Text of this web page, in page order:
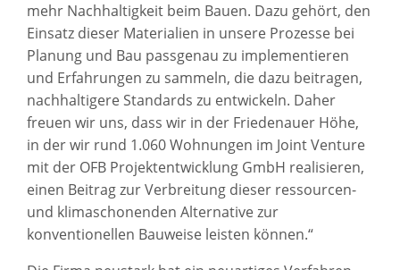
mehr Nachhaltigkeit beim Bauen. Dazu gehört, den
Einsatz dieser Materialien in unsere Prozesse bei
Planung und Bau passgenau zu implementieren
und Erfahrungen zu sammeln, die dazu beitragen,
nachhaltigere Standards zu entwickeln. Daher
freuen wir uns, dass wir in der Friedenauer Höhe,
in der wir rund 1.060 Wohnungen im Joint Venture
mit der OFB Projektentwicklung GmbH realisieren,
einen Beitrag zur Verbreitung dieser ressourcen-
und klimaschonenden Alternative zur
konventionellen Bauweise leisten können.“